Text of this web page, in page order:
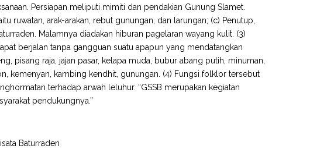
Persiapan meliputi mimiti dan pendakian Gunung Slamet.
ruwatan, arak-arakan, rebut gunungan, dan larungan; (c) Penutup,
Malamnya diadakan hiburan pagelaran wayang kulit. (3)
berjalan tanpa gangguan suatu apapun yang mendatangkan
pisang raja, jajan pasar, kelapa muda, bubur abang putih, minuman,
kemenyan, kambing kendhit, gunungan. (4) Fungsi folklor tersebut
terhadap arwah leluhur. “GSSB merupakan kegiatan
pendukungnya.”
Baturraden